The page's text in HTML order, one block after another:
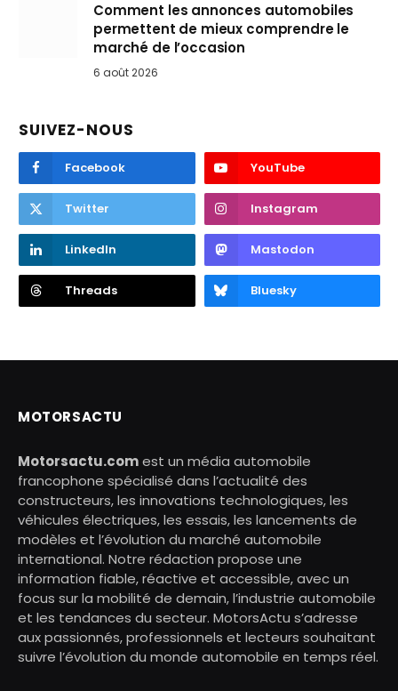
Comment les annonces automobiles
permettent de mieux comprendre le
marché de l’occasion
6 août 2026
SUIVEZ-NOUS
Facebook YouTube
Twitter Instagram
LinkedIn Mastodon
Threads Bluesky
MOTORSACTU
Motorsactu.comest un média automobile
francophone spécialisé dans l’actualité des
constructeurs, les innovations technologiques, les
véhicules électriques, les essais, les lancements de
modèles et l’évolution du marché automobile
international. Notre rédaction propose une
information fiable, réactive et accessible, avec un
focus sur la mobilité de demain, l’industrie automobile
et les tendances du secteur. MotorsActu s’adresse
aux passionnés, professionnels et lecteurs souhaitant
suivre l’évolution du monde automobile en temps réel.